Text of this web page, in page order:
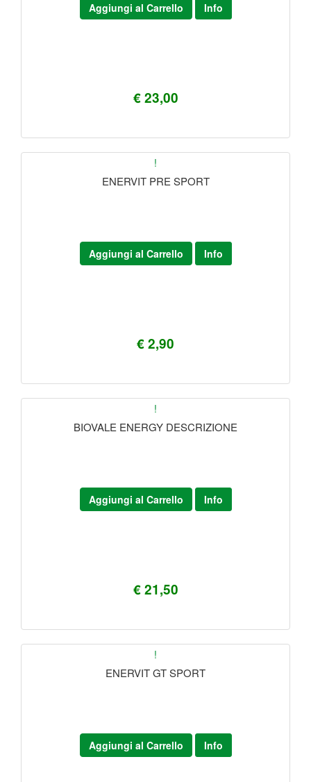
€ 23,00
Aggiungi al Carrello Info
!
ENERVIT PRE SPORT
€ 2,90
Aggiungi al Carrello Info
!
BIOVALE ENERGY DESCRIZIONE
€ 21,50
Aggiungi al Carrello Info
!
ENERVIT GT SPORT
Aggiungi al Carrello Info